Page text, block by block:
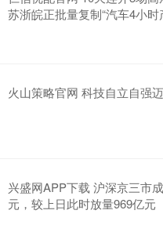
苏浙皖正批量复制“汽车4小时
火山策略官网 科技自立自强
兴盛网APP下载 沪深京三市
元，较上日此时放量969亿元